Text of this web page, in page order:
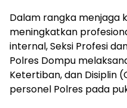
Dalam rangka menjaga
meningkatkan
internal, Seksi Profesi
Polres Dompu
Ketertiban, dan Disiplin
personel Polres pada